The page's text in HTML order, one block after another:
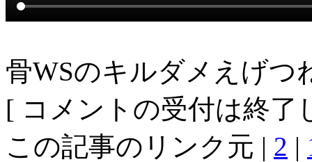
骨WSのキルダメえげつ
[ コメントの受付は終了
この記事のリンク元 | 2 |